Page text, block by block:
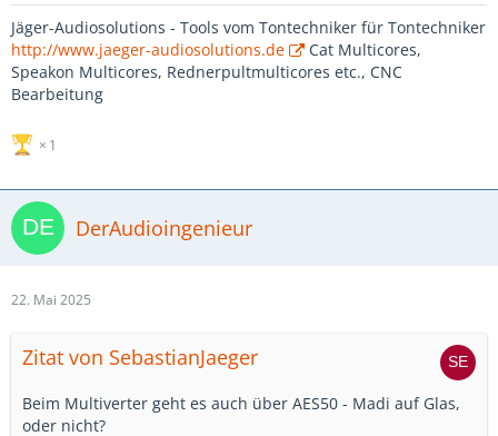
Jäger-Audiosolutions - Tools vom Tontechniker für Tontechniker
http://www.jaeger-audiosolutions.de
Cat Multicores,
Speakon Multicores, Rednerpultmulticores etc., CNC
Bearbeitung
1
DerAudioingenieur
22. Mai 2025
Zitat von SebastianJaeger
Beim Multiverter geht es auch über AES50 - Madi auf Glas,
oder nicht?